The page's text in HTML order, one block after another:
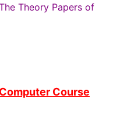
Theory Papers of
Course